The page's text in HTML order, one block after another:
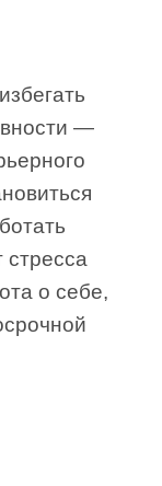
—
стресса
о себе,